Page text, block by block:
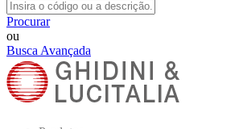
Procurar
ou
Busca Avançada